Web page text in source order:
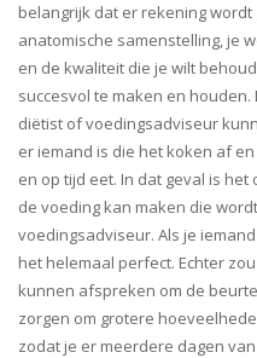
belangrijk dat er rekening
anatomische samenstelling, je
en de kwaliteit die je wilt
succesvol te maken en
diëtist of voedingsadviseur
er iemand is die het koken af
en op tijd eet. In dat geval is
de voeding kan maken die
voedingsadviseur. Als je
het helemaal perfect. Echter
kunnen afspreken om de
zorgen om grotere
zodat je er meerdere dagen